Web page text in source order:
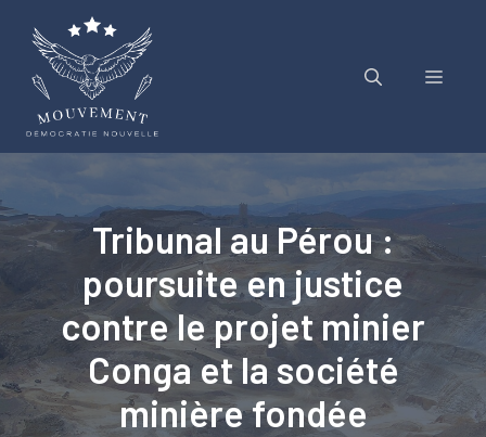
contenu
Menu
Tribunal au Pérou :
poursuite en justice
contre le projet minier
Conga et la société
minière fondée